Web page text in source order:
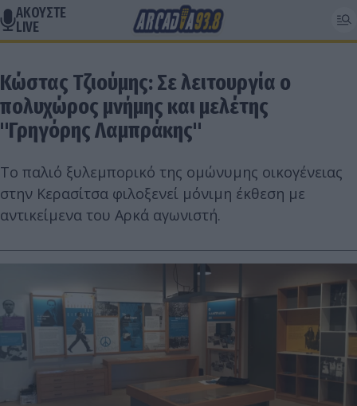
ΑΚΟΥΣΤΕ
LIVE
Κώστας Τζιούμης: Σε λειτουργία ο
πολυχώρος μνήμης και μελέτης
"Γρηγόρης Λαμπράκης"
Το παλιό ξυλεμπορικό της ομώνυμης οικογένειας
στην Κερασίτσα φιλοξενεί μόνιμη έκθεση με
αντικείμενα του Αρκά αγωνιστή.